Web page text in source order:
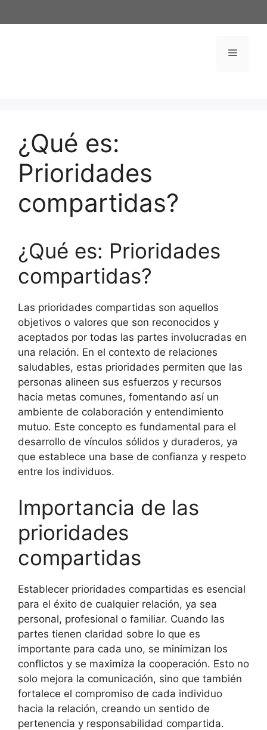
al
Menú
¿Qué es:
Prioridades
compartidas?
¿Qué es: Prioridades
compartidas?
Las prioridades compartidas son aquellos
objetivos o valores que son reconocidos y
aceptados por todas las partes involucradas en
una relación. En el contexto de relaciones
saludables, estas prioridades permiten que las
personas alineen sus esfuerzos y recursos
hacia metas comunes, fomentando así un
ambiente de colaboración y entendimiento
mutuo. Este concepto es fundamental para el
desarrollo de vínculos sólidos y duraderos, ya
que establece una base de confianza y respeto
entre los individuos.
Importancia de las
prioridades
compartidas
Establecer prioridades compartidas es esencial
para el éxito de cualquier relación, ya sea
personal, profesional o familiar. Cuando las
partes tienen claridad sobre lo que es
importante para cada uno, se minimizan los
conflictos y se maximiza la cooperación. Esto no
solo mejora la comunicación, sino que también
fortalece el compromiso de cada individuo
hacia la relación, creando un sentido de
pertenencia y responsabilidad compartida.